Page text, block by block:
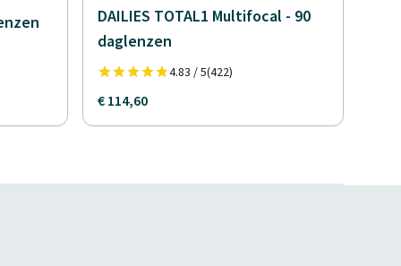
DAILIES TOTAL1 Multifocal - 90
daglenzen
4.83 / 5(422)
€ 114,60